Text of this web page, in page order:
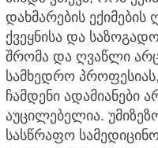
დახმარების
ქვეყნისა და
შრომა და ღვაწლი
სამხედრო
ჩამდენი ადამიანები
აუცილებელია.
სასწრაფო